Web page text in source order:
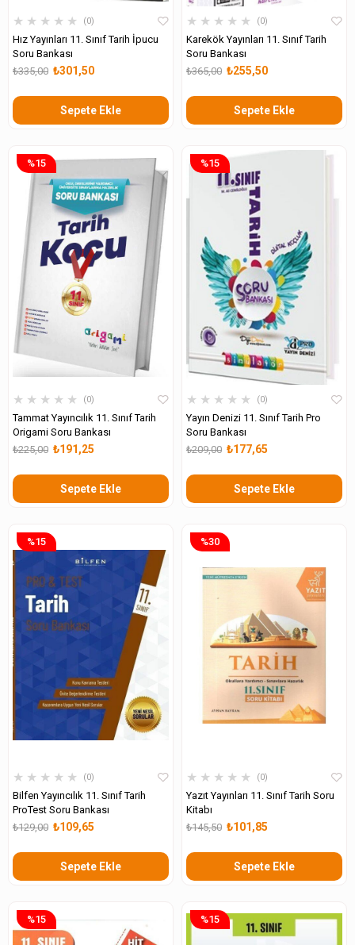
★ ★ ★ ★ ★ 0
Hız Yayınları 11. Sınıf Tarih İpucu
Soru Bankası
₺301,50
₺335,00
Sepete Ekle
★ ★ ★ ★ ★ 0
Karekök Yayınları 11. Sınıf Tarih
Soru Bankası
₺255,50
₺365,00
Sepete Ekle
★ ★ ★ ★ ★ 0
Tammat Yayıncılık 11. Sınıf Tarih
Origami Soru Bankası
₺191,25
₺225,00
Sepete Ekle
%15
★ ★ ★ ★ ★ 0
Yayın Denizi 11. Sınıf Tarih Pro
Soru Bankası
₺177,65
₺209,00
Sepete Ekle
%15
★ ★ ★ ★ ★ 0
Bilfen Yayıncılık 11. Sınıf Tarih
ProTest Soru Bankası
₺109,65
₺129,00
Sepete Ekle
%15
★ ★ ★ ★ ★ 0
Yazıt Yayınları 11. Sınıf Tarih Soru
Kitabı
₺101,85
₺145,50
Sepete Ekle
%30
%15 %15